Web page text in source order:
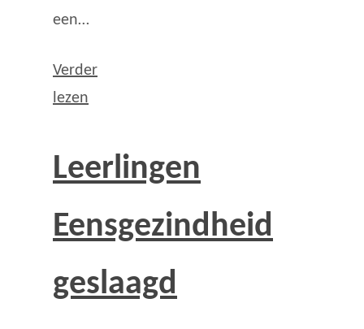
een…
Verder
lezen
Leerlingen
Eensgezindheid
geslaagd